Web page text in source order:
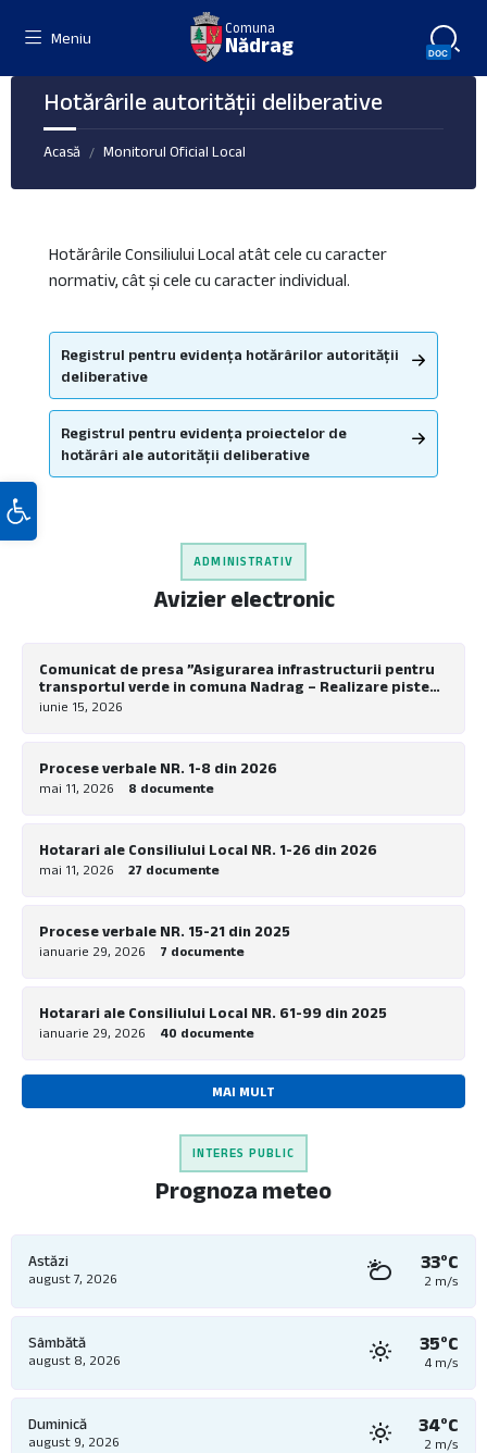
Deschide bara de unelte
Meniu
Comuna
Nădrag
Hotărârile autorității deliberative
Acasă / Monitorul Oficial Local
Hotărârile Consiliului Local atât cele cu caracter
normativ, cât și cele cu caracter individual.
Registrul pentru evidența hotărârilor autorității
deliberative
Registrul pentru evidența proiectelor de
hotărâri ale autorității deliberative
ADMINISTRATIV
Avizier electronic
Comunicat de presa ”Asigurarea infrastructurii pentru
transportul verde in comuna Nadrag – Realizare piste
pentru biciclete la nivel local”
iunie 15, 2026
Procese verbale NR. 1-8 din 2026
mai 11, 2026 8 documente
Hotarari ale Consiliului Local NR. 1-26 din 2026
mai 11, 2026 27 documente
Procese verbale NR. 15-21 din 2025
ianuarie 29, 2026 7 documente
Hotarari ale Consiliului Local NR. 61-99 din 2025
ianuarie 29, 2026 40 documente
MAI MULT
INTERES PUBLIC
Prognoza meteo
Astăzi
august 7, 2026
33°C
2 m/s
Sâmbătă
august 8, 2026
35°C
4 m/s
Duminică
august 9, 2026
34°C
2 m/s